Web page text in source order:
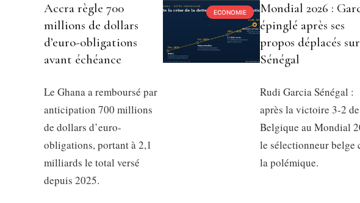
ECONOMIE
Accra règle 700
millions de dollars
d’euro-obligations
avant échéance
Le Ghana a remboursé par
anticipation 700 millions
de dollars d’euro-
obligations, portant à 2,1
milliards le total versé
depuis 2025.
Mondial 2026 :
épinglé après ses
propos déplacés
Sénégal
Rudi Garcia Sénégal :
après la victoire 3-2
Belgique au Mondial
le sélectionneur belge
la polémique.